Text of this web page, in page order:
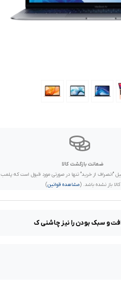
ضمانت بازگشت کالا
"انصراف از خرید" تنها در صورتی مورد قبول است که پلمب
کالا باز نشده باشد. (مشاهده قوانین)
و سبک بودن را نیز چاشنی ک